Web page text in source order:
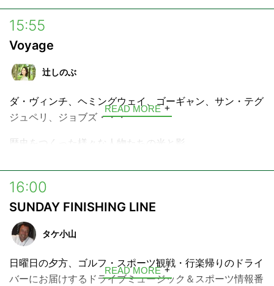
フスタイルを考えていくスペシャルコーナー。
---
Causette.Joli
また、幅広い交友関係からゲストを招くこともある。
15:55
Voyage
辻しのぶ
ダ・ヴィンチ、ヘミングウェイ、ゴーギャン、サン・テグ
ジュペリ、ジョブズ・・・
歴史をつくった様々な人物たちの光と影。
そして今なお色あせない、その生きざまを言葉で旅する4
分の物語「Voyage」。
少し乾きかけたあなたの心に、好奇心という名の水分補
給。今日のあなたへinterfmから言葉の贈り物です。
---
READ MORE
16:00
SUNDAY FINISHING LINE
タケ小山
日曜日の夕方、ゴルフ・スポーツ観戦・行楽帰りのドライ
バーにお届けするドライブミュージック＆スポーツ情報番
READ MORE